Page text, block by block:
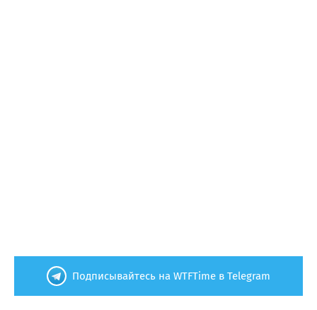
Подписывайтесь на WTFTime в Telegram